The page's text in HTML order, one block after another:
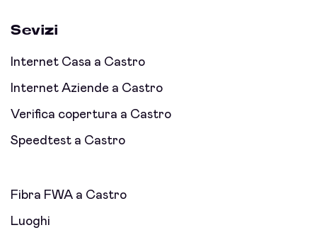
Sevizi
Internet Casa a Castro
Internet Aziende a Castro
Verifica copertura a Castro
Speedtest a Castro
Fibra FWA a Castro
Luoghi